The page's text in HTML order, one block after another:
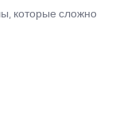
которые сложно